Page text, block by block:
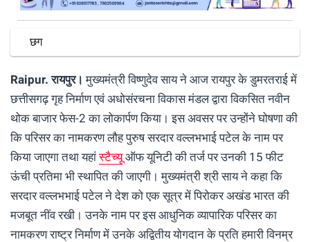
छग
Raipur.रायपुर। मुख्यमंत्री विष्णुदेव साय ने आज रायपुर के डुमरतराई में
छत्तीसगढ़ गृह निर्माण एवं अधोसंरचना विकास मंडल द्वारा विकसित नवीन
थोक बाजार फेस-2 का लोकार्पण किया। इस अवसर पर उन्होंने घोषणा की
कि परिसर का नामकरण लौह पुरुष सरदार वल्लभभाई पटेल के नाम पर
किया जाएगा तथा यहांस्टैच्यूऑफ यूनिटी की तर्ज पर उनकी 15 फीट
ऊंची प्रतिमा भी स्थापित की जाएगी। मुख्यमंत्री श्री साय ने कहा कि
सरदार वल्लभभाई पटेल ने देश को एक सूत्र में पिरोकर अखंड भारत की
मजबूत नींव रखी। उनके नाम पर इस आधुनिक व्यापारिक परिसर का
नामकरण राष्ट्र निर्माण में उनके अद्वितीय योगदान के प्रति हमारी विनम्र